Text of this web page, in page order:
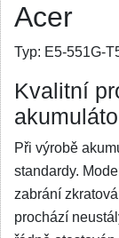
Acer
Typ: E5-551G-
Kvalitní
Při výrobě
standardy.
zabrání
prochází